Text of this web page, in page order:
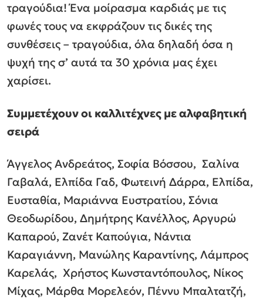
τραγούδια! Ένα μοίρασμα καρδιάς με τις
φωνές τους να εκφράζουν τις δικές της
συνθέσεις – τραγούδια, όλα δηλαδή όσα η
ψυχή της σ’ αυτά τα 30 χρόνια μας έχει
χαρίσει.
Συμμετέχουν οι καλλιτέχνες με αλφαβητική
σειρά
Άγγελος Ανδρεάτος, Σοφία Βόσσου, Σαλίνα
Γαβαλά, Ελπίδα Γαδ, Φωτεινή Δάρρα, Ελπίδα,
Ευσταθία, Μαριάννα Ευστρατίου, Σόνια
Θεοδωρίδου, Δημήτρης Κανέλλος, Αργυρώ
Καπαρού, Ζανέτ Καπούγια, Νάντια
Καραγιάννη, Μανώλης Καραντίνης, Λάμπρος
Καρελάς, Χρήστος Κωνσταντόπουλος, Νίκος
Μίχας, Μάρθα Μορελεόν, Πέννυ Μπαλτατζή,